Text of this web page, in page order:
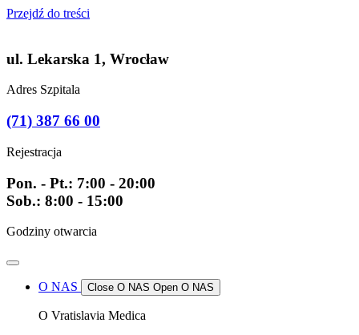
Przejdź do treści
ul. Lekarska 1, Wrocław
Adres Szpitala
(71) 387 66 00
Rejestracja
Pon. - Pt.: 7:00 - 20:00
Sob.: 8:00 - 15:00
Godziny otwarcia
O NAS Close O NAS Open O NAS
O Vratislavia Medica